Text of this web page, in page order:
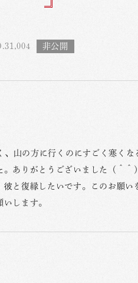
山の方に行くのにすごく寒くな
ありがとうございました（＾＾
と復縁したいです。このお願い
します。